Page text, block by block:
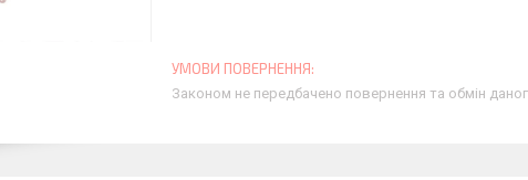
Законом не передбачено повернення та обмін